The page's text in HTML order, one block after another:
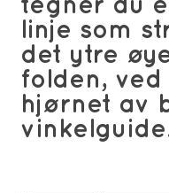
tegner du
linje som
det ytre
folden,
hjørnet av